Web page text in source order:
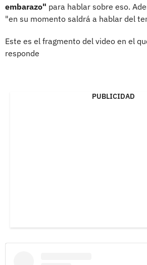
embarazo" para hablar sobre eso.
"en su momento saldrá a hablar del
Este es el fragmento del video en el
responde
PUBLICIDAD